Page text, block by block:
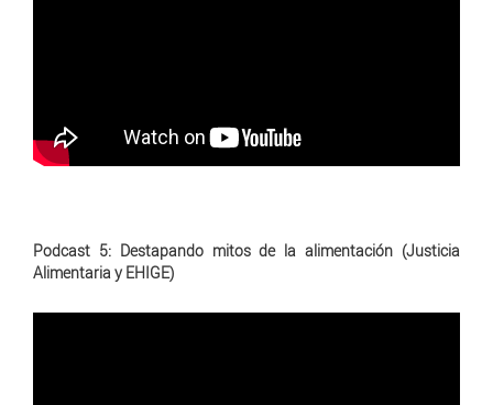
Podcast 5: Destapando mitos de la alimentación (Justicia
Alimentaria y EHIGE)